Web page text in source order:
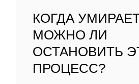
КОГДА
МОЖНО ЛИ
ОСТАНОВИТЬ
ПРОЦЕСС?